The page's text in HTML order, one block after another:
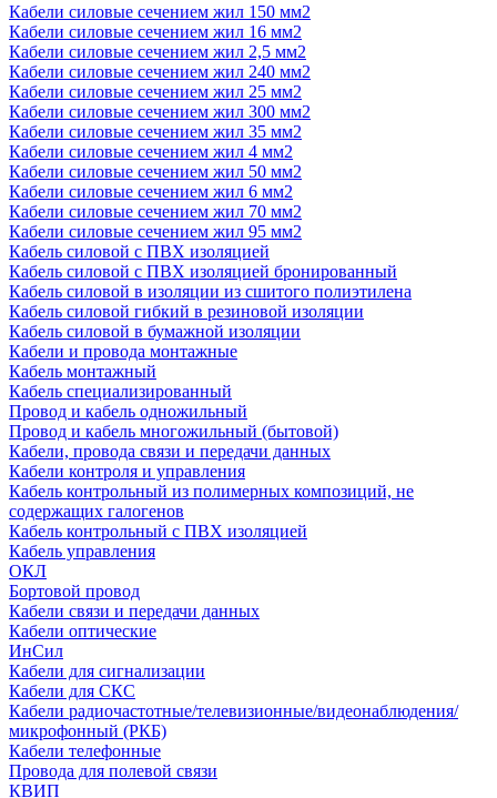
Кабели силовые сечением жил 150 мм2
Кабели силовые сечением жил 16 мм2
Кабели силовые сечением жил 2,5 мм2
Кабели силовые сечением жил 240 мм2
Кабели силовые сечением жил 25 мм2
Кабели силовые сечением жил 300 мм2
Кабели силовые сечением жил 35 мм2
Кабели силовые сечением жил 4 мм2
Кабели силовые сечением жил 50 мм2
Кабели силовые сечением жил 6 мм2
Кабели силовые сечением жил 70 мм2
Кабели силовые сечением жил 95 мм2
Кабель силовой с ПВХ изоляцией
Кабель силовой с ПВХ изоляцией бронированный
Кабель силовой в изоляции из сшитого полиэтилена
Кабель силовой гибкий в резиновой изоляции
Кабель силовой в бумажной изоляции
Кабели и провода монтажные
Кабель монтажный
Кабель специализированный
Провод и кабель одножильный
Провод и кабель многожильный (бытовой)
Кабели, провода связи и передачи данных
Кабели контроля и управления
Кабель контрольный из полимерных композиций, не
содержащих галогенов
Кабель контрольный с ПВХ изоляцией
Кабель управления
ОКЛ
Бортовой провод
Кабели связи и передачи данных
Кабели оптические
ИнСил
Кабели для сигнализации
Кабели для СКС
Кабели радиочастотные/телевизионные/видеонаблюдения/
микрофонный (РКБ)
Кабели телефонные
Провода для полевой связи
КВИП